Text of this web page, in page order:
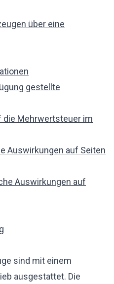
über eine
gestellte
die Mehrwertsteuer im
Auswirkungen auf Seiten
Auswirkungen auf
sind mit einem
ausgestattet. Die